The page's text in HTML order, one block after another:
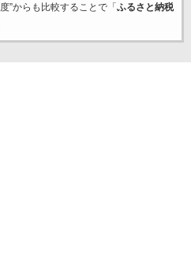
”からも比較することで「 ふるさと納税